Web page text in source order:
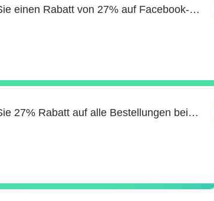
Erhalten Sie einen Rabatt von 27% auf Facebook-Likes
Erhalten Sie 27% Rabatt auf alle Bestellungen bei BeltOutlet